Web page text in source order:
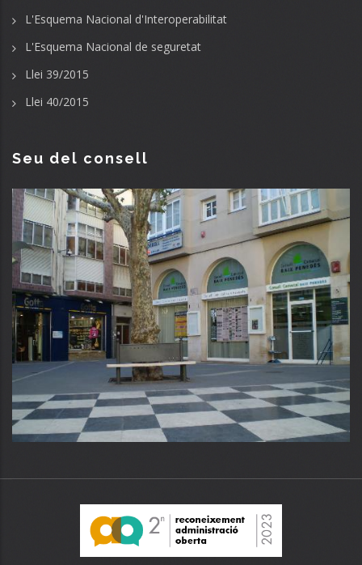
L'Esquema Nacional d'Interoperabilitat
L'Esquema Nacional de seguretat
Llei 39/2015
Llei 40/2015
Seu del consell